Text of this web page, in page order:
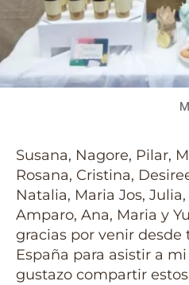
Susana, Nagore, Pilar,
Rosana, Cristina,
Natalia, Maria Jos, Julia,
Amparo, Ana, Maria y
gracias por venir desde
España para asistir a
gustazo compartir